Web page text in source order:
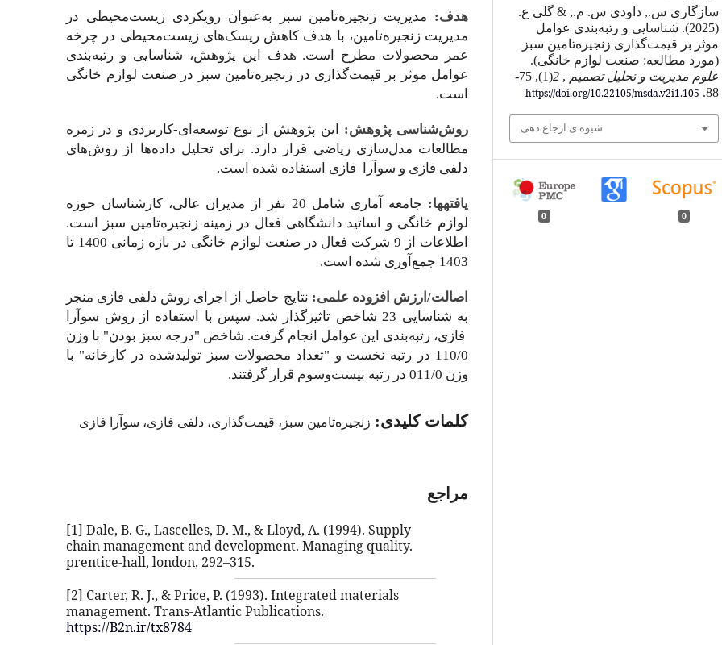
هدف: مدیریت زنجیره‌‌تامین سبز به‌عنوان رویکردی زیست‌محیطی در
مدیریت زنجیره‌‌تامین، با هدف کاهش ریسک‌های زیست‌محیطی در چرخه
عمر محصولات مطرح است. هدف این پژوهش، شناسایی و رتبه‌بندی
عوامل موثر بر قیمت‌گذاری در زنجیره‌‌تامین سبز در صنعت لوازم خانگی
است.
روش‌شناسی پژوهش: این پژوهش از نوع توسعه‌ای-کاربردی و در زمره
مطالعات مدل‌سازی ریاضی قرار دارد. برای تحلیل داده‌ها از روش‌های
دلفی فازی و سوآرا فازی استفاده شده است.
یافتهها:
جامعه آماری شامل 20 نفر از مدیران عالی، کارشناسان حوزه
لوازم خانگی و اساتید دانشگاهی فعال در زمینه زنجیره‌‌تامین سبز است.
اطلاعات از 9 شرکت فعال در صنعت لوازم خانگی در بازه زمانی 1400 تا
1403 جمع‌آوری شده است.
اصالت/ارزش افزوده علمی: نتایج حاصل از اجرای روش دلفی فازی منجر
به شناسایی 23 شاخص تاثیرگذار شد. سپس با استفاده از روش سوآرا
فازی، رتبه‌بندی این عوامل انجام گرفت. شاخص "درجه سبز بودن" با وزن
110/0 در رتبه نخست و "تعداد محصولات سبز تولیدشده در کارخانه" با
وزن 011/0 در رتبه بیست‌وسوم قرار گرفتند.
کلمات کلیدی: زنجیره‌‌تامین سبز، قیمت‌گذاری، دلفی فازی، سوآرا فازی
مراجع
[1] Dale, B. G., Lascelles, D. M., & Lloyd, A. (1994). Supply
chain management and development. Managing quality.
prentice-hall, london, 292–315.
[2] Carter, R. J., & Price, P. (1993). Integrated materials
management. Trans-Atlantic Publications.
https://B2n.ir/tx8784
سازگاری س., داودی س. م., & گلی ع.
(2025). شناسایی و رتبه‌بندی عوامل
موثر بر قیمت‌گذاری زنجیره‌‌تامین سبز
(مورد مطالعه: صنعت لوازم خانگی).
علوم مدیریت و تحلیل تصمیم ,
2
(1), 75-
88.
https://doi.org/10.22105/msda.v2i1.105
شیوه ی ارجاع دهی
0
0